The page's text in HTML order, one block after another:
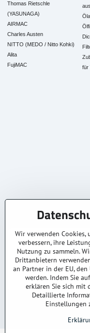
Thomas Rietschle
(YASUNAGA)
AIRMAC
Charles Austen
NITTO (MEDO / Nitto Kohki)
Alita
FujiMAC
für
30+ Jahre Erfahrung
Branchenexperten
Faire Preise
Top Preis-Leistung
AGBVersand
Wir verwenden Cookies,
verbessern, ihre
Nutzung zu sammeln.
Drittanbietern
an Partner in der EU,
werden. Indem Sie
erklären Sie sich mit
Detaillierte
Einstellungen